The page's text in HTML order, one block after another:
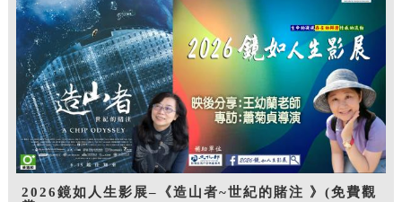
2026鏡如人生影展–《造山者~世紀的賭注 》(免費觀